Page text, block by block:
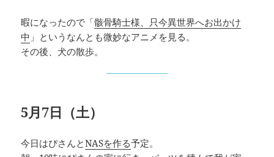
暇になったので「骸骨騎士様、只今異世界へお出かけ
中 」というなんとも微妙なアニメを見る。
その後、犬の散歩。
5月7日（土）
今日はぴさんとNASを作る予定。